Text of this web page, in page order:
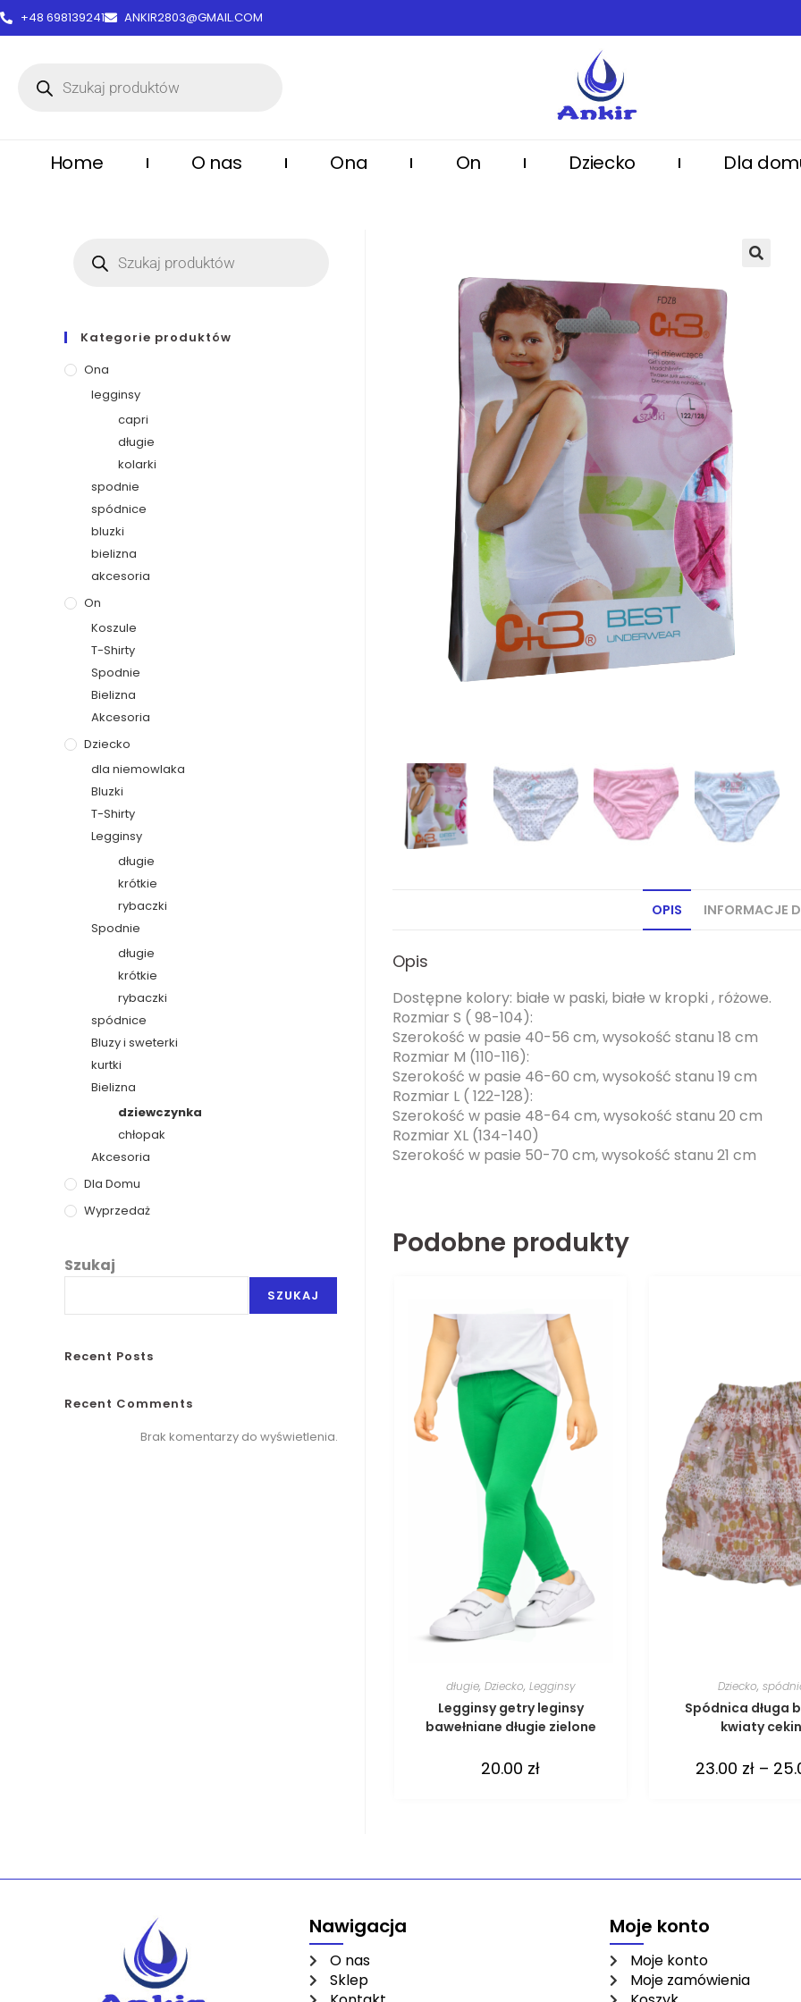
treści+48 698139241 ANKIR2803@GMAIL.COM
Home O nas Ona On Dziecko Dla
OPIS INFORMACJE
Opis
Dostępne kolory: białe w paski, białe w kropki , różowe.
Rozmiar S ( 98-104):
Szerokość w pasie 40-56 cm, wysokość stanu 18 cm
Rozmiar M (110-116):
Szerokość w pasie 46-60 cm, wysokość stanu 19 cm
Rozmiar L ( 122-128):
Szerokość w pasie 48-64 cm, wysokość stanu 20 cm
Rozmiar XL (134-140)
Szerokość w pasie 50-70 cm, wysokość stanu 21 cm
Podobne produkty
długie, Dziecko, Legginsy
Legginsy getry leginsy
bawełniane długie zielone
20.00 zł
Dziecko,
Spódnica długa
kwiaty
23.00 zł –
Kategorie produktów
Ona
legginsy
capri
długie
kolarki
spodnie
spódnice
bluzki
bielizna
akcesoria
On
Koszule
T-Shirty
Spodnie
Bielizna
Akcesoria
Dziecko
dla niemowlaka
Bluzki
T-Shirty
Legginsy
długie
krótkie
rybaczki
Spodnie
długie
krótkie
rybaczki
spódnice
Bluzy i sweterki
kurtki
Bielizna
dziewczynka
chłopak
Akcesoria
Dla Domu
Wyprzedaż
Szukaj
SZUKAJ
Recent Posts
Recent Comments
Brak komentarzy do wyświetlenia.
Nawigacja
O nas
Sklep
Moje konto
Moje konto
Moje zamówienia